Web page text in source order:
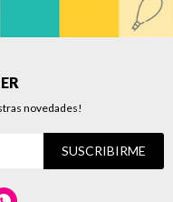
novedades!
SUSCRIBIRME